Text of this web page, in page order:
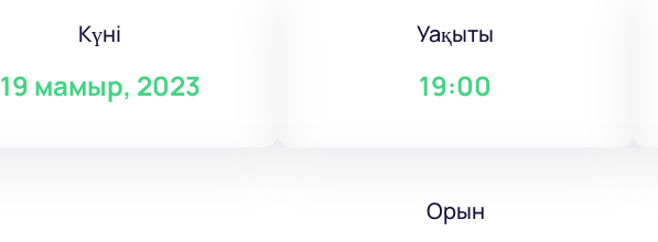
Күні
19 мамыр, 2023
Уақыты
19:00
Орын